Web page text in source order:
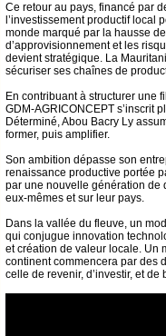
Ce retour au pays, financé par
l’investissement productif local
monde marqué par la hausse
d’approvisionnement et les
devient stratégique. La
sécuriser ses chaînes de
En contribuant à structurer une
GDM-AGRICONCEPT s’inscrit
Déterminé, Abou Bacry Ly
former, puis amplifier.
Son ambition dépasse son
renaissance productive portée
par une nouvelle génération de
eux-mêmes et sur leur pays.
Dans la vallée du fleuve, un
qui conjugue innovation
et création de valeur locale. Un
continent commencera par des
celle de revenir, d’investir, et de